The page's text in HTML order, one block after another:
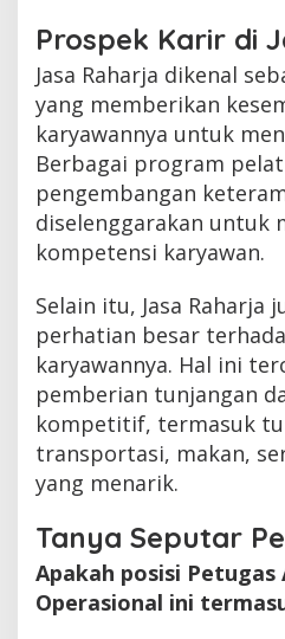
Prospek Karir di
Jasa Raharja dikenal
yang memberikan
karyawannya untuk
Berbagai program
pengembangan
diselenggarakan untuk
kompetensi karyawan.
Selain itu, Jasa Raharja
perhatian besar
karyawannya. Hal ini
pemberian tunjangan
kompetitif, termasuk
transportasi, makan,
yang menarik.
Tanya Seputar
Apakah posisi
Operasional ini